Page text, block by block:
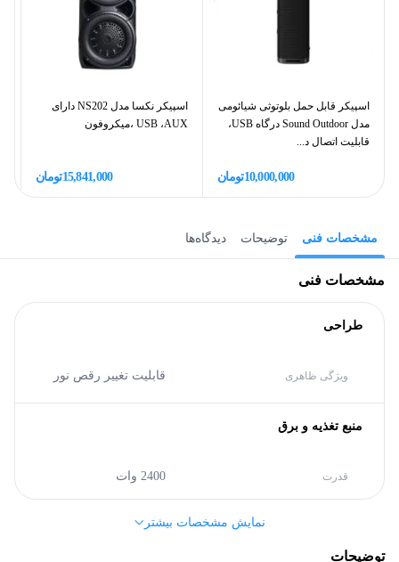
اسپیکر قابل حمل بلوتوثی شیائومی
مدل Sound Outdoor درگاه USB،
قابلیت اتصال د...
10,000,000تومان
اسپیکر نکسا مدل NS202 دارای
USB ،AUX ،میکروفون
15,841,000تومان
مشخصات فنی توضیحات دیدگاه‌ها
مشخصات فنی
طراحی
ویژگی ظاهری قابلیت تغییر رقص نور
منبع تغذیه و برق
قدرت 2400 وات
نمایش مشخصات بیشتر
توضیحات